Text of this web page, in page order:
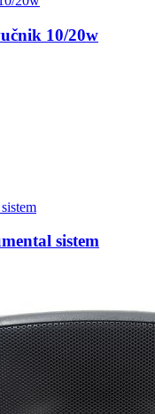
10/20w
sistem